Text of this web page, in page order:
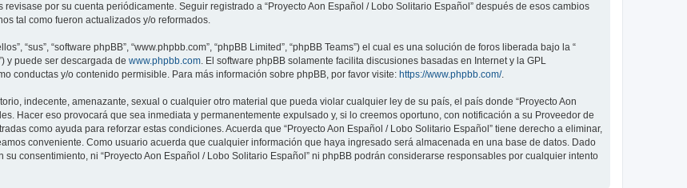
por su cuenta periódicamente. Seguir registrado a “Proyecto Aon Español / Lobo Solitario Español” después de esos cambios
tal como fueron actualizados y/o reformados.
“sus”, “software phpBB”, “www.phpbb.com”, “phpBB Limited”, “phpBB Teams”) el cual es una solución de foros liberada bajo la “
y puede ser descargada de www.phpbb.com. El software phpBB solamente facilita discusiones basadas en Internet y la GPL
conductas y/o contenido permisible. Para más información sobre phpBB, por favor visite: https://www.phpbb.com/.
indecente, amenazante, sexual o cualquier otro material que pueda violar cualquier ley de su país, el país donde “Proyecto Aon
Hacer eso provocará que sea inmediata y permanentemente expulsado y, si lo creemos oportuno, con notificación a su Proveedor de
como ayuda para reforzar estas condiciones. Acuerda que “Proyecto Aon Español / Lobo Solitario Español” tiene derecho a eliminar,
conveniente. Como usuario acuerda que cualquier información que haya ingresado será almacenada en una base de datos. Dado
consentimiento, ni “Proyecto Aon Español / Lobo Solitario Español” ni phpBB podrán considerarse responsables por cualquier intento